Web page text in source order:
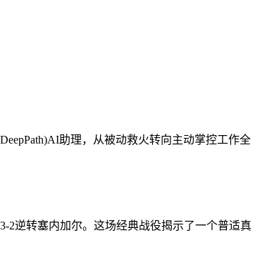
助理，从被动救火转向主动掌控工作全
2逆转塞内加尔。这场经典战役揭示了一个普适真